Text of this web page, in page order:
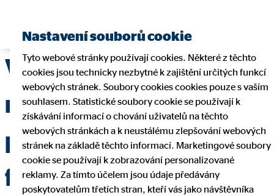
Veďte si osobní
rozpočet: Jak mít
přehled o svých
financích
Nastavení souborů cookie
Tyto webové stránky používají cookies. Některé z těchto
cookies jsou technicky nezbytné k zajištění určitých funkcí
webových stránek. Soubory cookies cookies pouze s vaším
souhlasem. Statistické soubory cookie se používají k
získávání informací o chování uživatelů na těchto
webových stránkách a k neustálému zlepšování webových
stránek na základě těchto informací. Marketingové soubory
cookie se používají k zobrazování personalizované
reklamy. Za tímto účelem jsou údaje předávány
poskytovatelům třetích stran, kteří vás jako návštěvníka